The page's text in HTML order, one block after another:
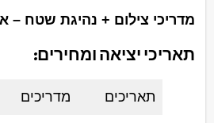
מדריכי צילום + נהיגת שטח –
תאריכי יציאה ומחירים:
תאריכים מדריכים